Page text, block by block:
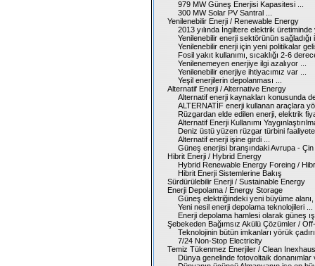
979 MW Güneş Enerjisi Kapasitesi ...
300 MW Solar PV Santral ...
Yenilenebilir Enerji / Renewable Energy
2013 yılında İngiltere elektrik
Yenilenebilir enerji sektörünün
Yenilenebilir enerji için yeni politikalar
Fosil yakıt kullanımı, sıcaklığı 2-6
Yenilenemeyen enerjiye ilgi azalıyor ...
Yenilenebilir enerjiye ihtiyacımız var ...
Yeşil enerjilerin depolanması ...
Alternatif Enerji / Alternative Energy
Alternatif enerji kaynakları konusunda
ALTERNATİF enerji kullanan araçlara
Rüzgardan elde edilen enerji, elektrik
Alternatif Enerji Kullanımı
Deniz üstü yüzen rüzgar türbini
Alternatif enerji işine girdi ...
Güneş enerjisi branşındaki Avrupa -
Hibrit Enerji / Hybrid Energy
Hybrid Renewable Energy Foreing /
Hibrit Enerji Sistemlerine Bakış
Sürdürülebilir Enerji / Sustainable Energy
Enerji Depolama / Energy Storage
Güneş elektriğindeki yeni büyüme
Yeni nesil enerji depolama teknolojileri ...
Enerji depolama hamlesi olarak güneş
Şebekeden Bağımsız Akülü Çözümler /
Teknolojinin bütün imkanları yörük
7/24 Non-Stop Electricity
Temiz Tükenmez Enerjiler / Clean
Dünya genelinde fotovoltaik